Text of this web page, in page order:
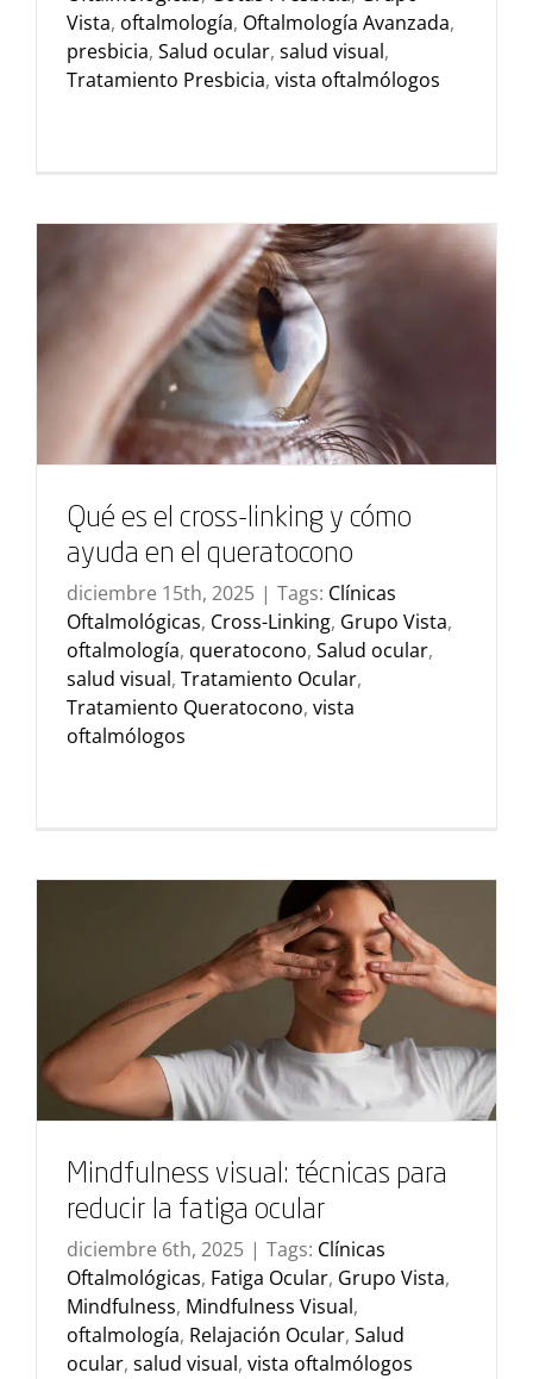
Vista, oftalmología, Oftalmología Avanzada,
presbicia, Salud ocular, salud visual,
Tratamiento Presbicia, vista oftalmólogos
Qué es el cross-linking y cómo
ayuda en el queratocono
diciembre 15th, 2025 | Tags: Clínicas
Oftalmológicas, Cross-Linking, Grupo Vista,
oftalmología, queratocono, Salud ocular,
salud visual, Tratamiento Ocular,
Tratamiento Queratocono, vista
oftalmólogos
Mindfulness visual: técnicas para
reducir la fatiga ocular
diciembre 6th, 2025 | Tags: Clínicas
Oftalmológicas, Fatiga Ocular, Grupo Vista,
Mindfulness, Mindfulness Visual,
oftalmología, Relajación Ocular, Salud
ocular, salud visual, vista oftalmólogos